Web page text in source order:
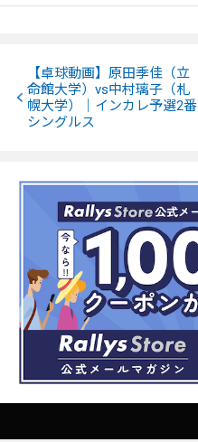
【卓球動画】原田季佳（立
命館大学）vs中村璃子（札
幌大学）｜インカレ予選2番
シングルス